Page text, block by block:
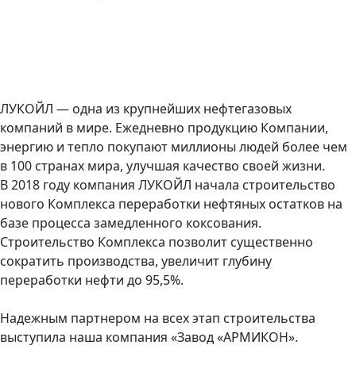
ЛУКОЙЛ — одна из крупнейших нефтегазовых
компаний в мире. Ежедневно продукцию Компании,
энергию и тепло покупают миллионы людей более чем
в 100 странах мира, улучшая качество своей жизни.
В 2018 году компания ЛУКОЙЛ начала строительство
нового Комплекса переработки нефтяных остатков на
базе процесса замедленного коксования.
Строительство Комплекса позволит существенно
сократить производства, увеличит глубину
переработки нефти до 95,5%.
Надежным партнером на всех этап строительства
выступила наша компания «Завод «АРМИКОН».